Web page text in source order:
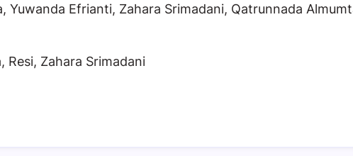
Yuwanda Efrianti, Zahara Srimadani, Qatrunnada
Resi, Zahara Srimadani